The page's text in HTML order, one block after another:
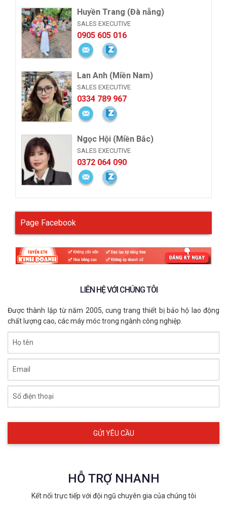
Huyền Trang (Đà nẵng)
SALES EXECUTIVE
0905 605 016
Lan Anh (Miền Nam)
SALES EXECUTIVE
0334 789 967
Ngọc Hội (Miền Bắc)
SALES EXECUTIVE
0372 064 090
Page Facebook
LIÊN HỆ VỚI CHÚNG TÔI
Được thành lập từ năm 2005, cung trang thiết bị bảo hộ lao động
chất lượng cao, các máy móc trong ngành công nghiệp.
Họ tên
Email
Số điện thoại
HỖ TRỢ NHANH
Kết nối trực tiếp với đội ngũ chuyên gia của chúng tôi